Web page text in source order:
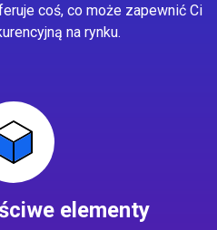
coś, co może zapewnić Ci
na rynku.
elementy